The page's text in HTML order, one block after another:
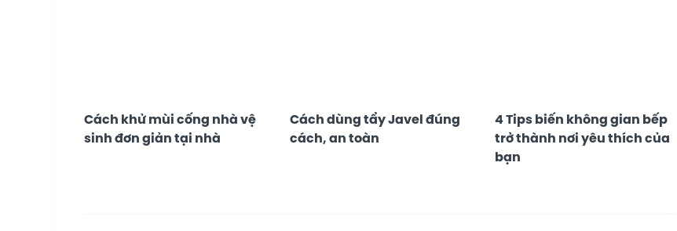
Cách khử mùi cống nhà vệ
sinh đơn giản tại nhà
Cách dùng tẩy Javel đúng
cách, an toàn
4 Tips biến không gian bếp
trở thành nơi yêu thích của
bạn